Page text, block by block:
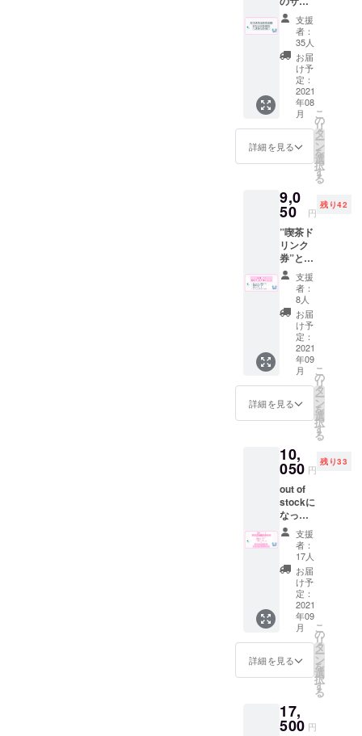
いくう
ちに落
ち着い
て風合
いが増
しま
す。 ※
郵送は
９月中
頃を予
定して
おりま
す。
いくう
ちに落
ち着い
て風合
いが増
しま
す。 ※
郵送は
９月中
頃を予
おりま
す。
限2022
年９月
末 ※郵
送は9月
中頃を
予定し
ており
ます。
※送料は
プロ
トオー
ナー負
す。 て
ぬぐい
につい
て デザ
インを
上堀内
美術氏
https://t
witter.c
om/mid
uno_m
e?s=20
制作を
かまわ
ぬ
kamaw
anu.jp
ご依頼
させて
頂きま
した。
サイ
ズ 約
33cm×
90cm
綿１０
０％ 日
染めの
ため色
落ち、
色移り
とがあ
りま
使って
いくう
ちに落
方はソ
フトド
リンク
のみの
ご注文
に限り
ます。
Tシャツ
につい
て アー
トディ
レク
http://lit
tlebeac
h.net/
に喫茶
深海のT
シャツ
デザイ
ンをご
依頼さ
せて頂
きまし
た。 ク
ラウド
ファン
ディン
後の受
注生産
で、郵
送は９
月中頃
を予定
してお
りま
す。
券”を代
用致し
ます。
※ドリン
ク券は
アル
コール
も可
（使用
時に喫
茶での
場合）
但し未
成年の
方はソ
フトド
リンク
のみの
ご注文
に限り
ます。
※有効期
限2022
年９月
末 ※郵
送は9月
中頃を
予定し
プロ
ジェク
ナー負
担とな
りま
す。 T
シャツ
につい
て アー
トディ
レク
ターの
小磯竜
也氏
http://lit
tlebeac
h.net/
シャツ
デザイ
ナ値引
きの回
数券
（サウ
ナ料金
200円
→130
円）喫
茶ドリ
ンク５
杯分の
回数券
を同封
送りさ
せて頂
きま
す。 ※
ドリン
ク券は
過去に
使用し
てい
た”サウ
ナ100円
引き
券”を代
用致し
ます。
※ドリン
ク券は
（使用
時に喫
茶での
酒類の
販売が
可能の
場合）
但し未
成年の
方はソ
フトド
リンク
のみの
ご注文
に限り
ます。
※有効期
送は８
月中頃
支援
者：
35人
お届
け予
定：
2021
年08
月
詳細を見る
こ
の
リ
タ
ー
ン
を
選
択
す
る
9,0
50 円
残り42
”喫茶ド
リンク
券”と”T
シャ
ツ”と”
てぬぐ
い”と”
グラ
ス”と"
ポスト
カー
ド"を同
封して
お送り
させて
頂きま
礼品の
詳細は
各リ
ターン
でご確
認下さ
い。 ※
ドリン
ク券は
過去に
使用し
てい
た”サウ
ナ100円
引き
券”を代
用致し
※ドリン
アル
コール
支援
者：
8人
お届
け予
定：
2021
年09
月
詳細を見る
こ
の
リ
タ
ー
ン
を
選
択
す
る
10,
050 円
残り33
out of
stockに
なって
いたこ
ちらの
プラン
を追加
致しま
した。
リター
ン品の
内容は
同じで
す。 ”サ
ウナ入
浴券１
喫茶ド
リンク
支援
者：
17人
お届
け予
定：
2021
年09
月
詳細を見る
こ
の
リ
タ
ー
ン
を
選
択
す
る
17,
500 円